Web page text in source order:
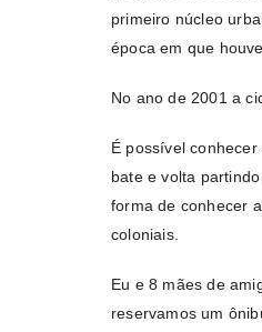
primeiro núcleo
época em que
No ano de 2001 a
É possível
bate e volta
forma de conhecer
coloniais.
Eu e 8 mães de
reservamos um